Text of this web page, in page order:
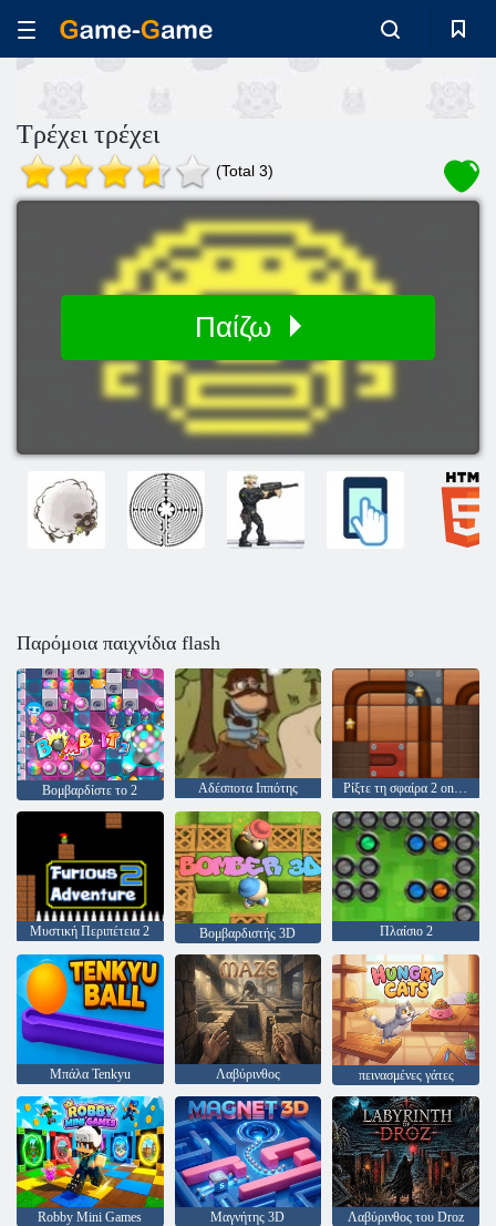
Τρέχει τρέχει
(Total 3)
Παίζω
Παρόμοια παιχνίδια flash
Βομβαρδίστε το 2 Αδέσποτα Ιππότης Ρίξτε τη σφαίρα 2 online
Μυστική Περιπέτεια 2 Βομβαρδιστής 3D Πλαίσιο 2
Μπάλα Tenkyu Λαβύρινθος πεινασμένες γάτες
Robby Mini Games Μαγνήτης 3D Λαβύρινθος του Droz